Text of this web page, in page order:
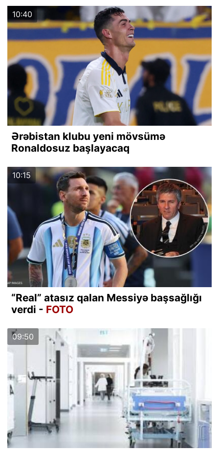
10:40
Ərəbistan klubu yeni mövsümə
Ronaldosuz başlayacaq
10:15
“Real” atasız qalan Messiyə başsağlığı
verdi - FOTO
09:50